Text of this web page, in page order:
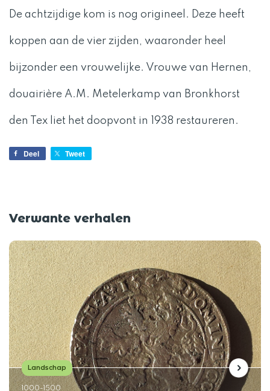
De achtzijdige kom is nog origineel. Deze heeft
koppen aan de vier zijden, waaronder heel
bijzonder een vrouwelijke. Vrouwe van Hernen,
douairière A.M. Metelerkamp van Bronkhorst
den Tex liet het doopvont in 1938 restaureren.
Deel Tweet
Verwante verhalen
Landschap
1000-1500